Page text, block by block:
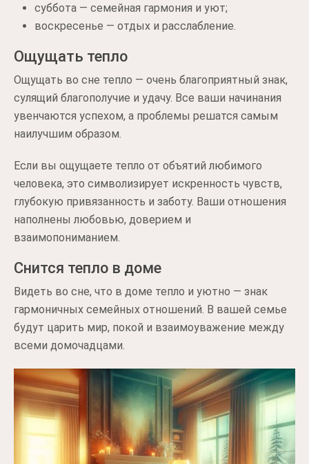
суббота — семейная гармония и уют;
воскресенье — отдых и расслабление.
Ощущать тепло
Ощущать во сне тепло — очень благоприятный знак,
сулящий благополучие и удачу. Все ваши начинания
увенчаются успехом, а проблемы решатся самым
наилучшим образом.
Если вы ощущаете тепло от объятий любимого
человека, это символизирует искренность чувств,
глубокую привязанность и заботу. Ваши отношения
наполнены любовью, доверием и
взаимопониманием.
Снится тепло в доме
Видеть во сне, что в доме тепло и уютно — знак
гармоничных семейных отношений. В вашей семье
будут царить мир, покой и взаимоуважение между
всеми домочадцами.